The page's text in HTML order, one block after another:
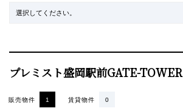
プレミスト盛岡駅前GATE-TOWER
賃貸物件 0
販売物件 1